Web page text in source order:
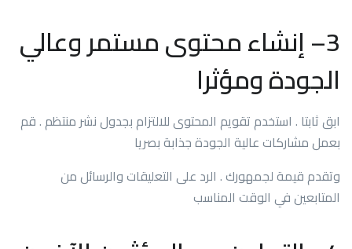
3– إنشاء محتوى مستمر وعالي
الجودة ومؤثرا
ابق ثابتا . استخدم تقويم المحتوى للالتزام بجدول نشر منتظم . قم
بعمل مشاركات عالية الجودة جذابة بصريا
وتقدم قيمة لجمهورك . الرد على التعليقات والرسائل من
المتابعين في الوقت المناسب